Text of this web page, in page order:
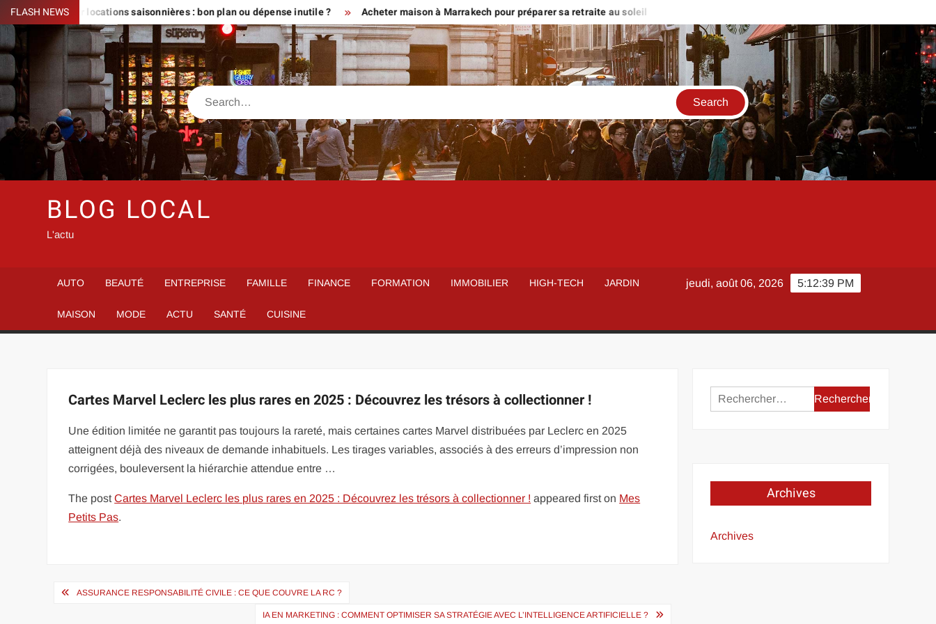
Skip
to
content
FLASH NEWS
prix pour locations saisonnières : bon plan ou dépense inutile ? Acheter maison à Marrakech pour préparer sa retraite au soleil
Search
BLOG LOCAL
L'actu
AUTO BEAUTÉ ENTREPRISE FAMILLE FINANCE FORMATION IMMOBILIER HIGH-TECH JARDIN
MAISON MODE ACTU SANTÉ CUISINE
5:12:40 PM
jeudi, août 06, 2026
Cartes Marvel Leclerc les plus rares en 2025 : Découvrez les trésors à collectionner !
Une édition limitée ne garantit pas toujours la rareté, mais certaines cartes Marvel distribuées par Leclerc en 2025
atteignent déjà des niveaux de demande inhabituels. Les tirages variables, associés à des erreurs d’impression non
corrigées, bouleversent la hiérarchie attendue entre …
The postCartes Marvel Leclerc les plus rares en 2025 : Découvrez les trésors à collectionner ! appeared first on Mes
Petits Pas.
Navigation
ASSURANCE RESPONSABILITÉ CIVILE : CE QUE COUVRE LA RC ?
IA EN MARKETING : COMMENT OPTIMISER SA STRATÉGIE AVEC L’INTELLIGENCE ARTIFICIELLE ?
Rechercher :
Archives
Archives